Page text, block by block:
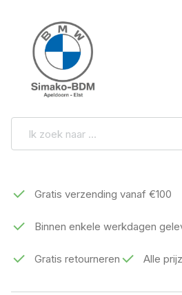
Gratis verzending vanaf €100
Binnen enkele werkdagen
Gratis retourneren Alle